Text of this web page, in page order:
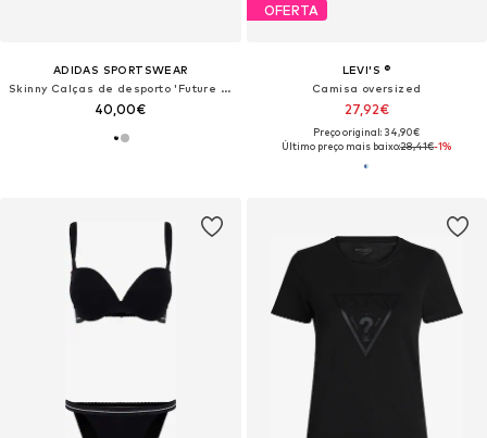
ADIDAS SPORTSWEAR
Skinny Calças de desporto 'Future Icons'
40,00€
OFERTA
LEVI'S ®
Camisa oversized
27,92€
Preço original: 34,90€
Último preço mais baixo:28,41€-1%